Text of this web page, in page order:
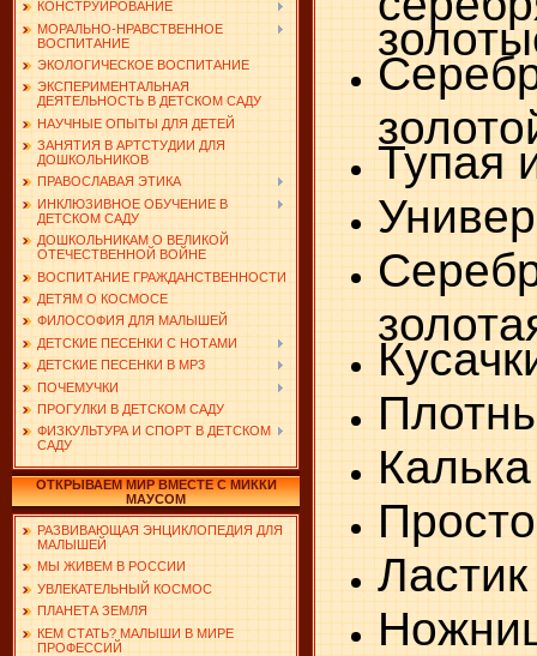
КОНСТРУИРОВАНИЕ
МОРАЛЬНО-НРАВСТВЕННОЕ
ВОСПИТАНИЕ
ЭКОЛОГИЧЕСКОЕ ВОСПИТАНИЕ
ЭКСПЕРИМЕНТАЛЬНАЯ
ДЕЯТЕЛЬНОСТЬ В ДЕТСКОМ САДУ
НАУЧНЫЕ ОПЫТЫ ДЛЯ ДЕТЕЙ
ЗАНЯТИЯ В АРТСТУДИИ ДЛЯ
ДОШКОЛЬНИКОВ
ПРАВОСЛАВАЯ ЭТИКА
ИНКЛЮЗИВНОЕ ОБУЧЕНИЕ В
ДЕТСКОМ САДУ
ДОШКОЛЬНИКАМ О ВЕЛИКОЙ
ОТЕЧЕСТВЕННОЙ ВОЙНЕ
ВОСПИТАНИЕ ГРАЖДАНСТВЕННОСТИ
ДЕТЯМ О КОСМОСЕ
ФИЛОСОФИЯ ДЛЯ МАЛЫШЕЙ
ДЕТСКИЕ ПЕСЕНКИ С НОТАМИ
ДЕТСКИЕ ПЕСЕНКИ В MP3
ПОЧЕМУЧКИ
ПРОГУЛКИ В ДЕТСКОМ САДУ
ФИЗКУЛЬТУРА И СПОРТ В ДЕТСКОМ
САДУ
ОТКРЫВАЕМ МИР ВМЕСТЕ С МИККИ
МАУСОМ
РАЗВИВАЮЩАЯ ЭНЦИКЛОПЕДИЯ ДЛЯ
МАЛЫШЕЙ
МЫ ЖИВЕМ В РОССИИ
УВЛЕКАТЕЛЬНЫЙ КОСМОС
ПЛАНЕТА ЗЕМЛЯ
КЕМ СТАТЬ? МАЛЫШИ В МИРЕ
ПРОФЕССИЙ
Тупая
Калька
Ластик